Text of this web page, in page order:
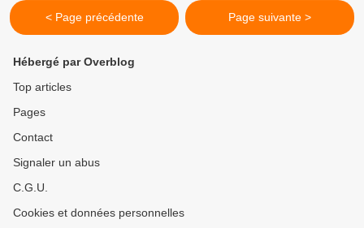
< Page précédente Page suivante >
Hébergé par Overblog
Top articles
Pages
Contact
Signaler un abus
C.G.U.
Cookies et données personnelles